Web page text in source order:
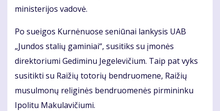
ministerijos vadovė.
Po sueigos Kurnėnuose seniūnai lankysis UAB
„Jundos stalių gaminiai“, susitiks su įmonės
direktoriumi Gediminu Jegelevičium. Taip pat vyks
susitikti su Raižių totorių bendruomene, Raižių
musulmonų religinės bendruomenės pirmininku
Ipolitu Makulavičiumi.